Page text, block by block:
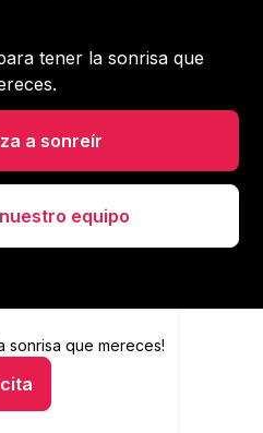
tener la sonrisa que
a sonreír
equipo
sonrisa que mereces!
ten la sonrisa que mereces
un asesor